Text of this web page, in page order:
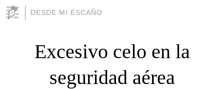
DESDE MI ESCAÑO
Excesivo celo en la
seguridad aérea